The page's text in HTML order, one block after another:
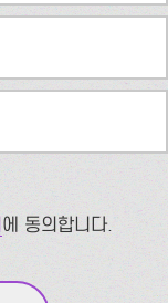
에 동의합니다.